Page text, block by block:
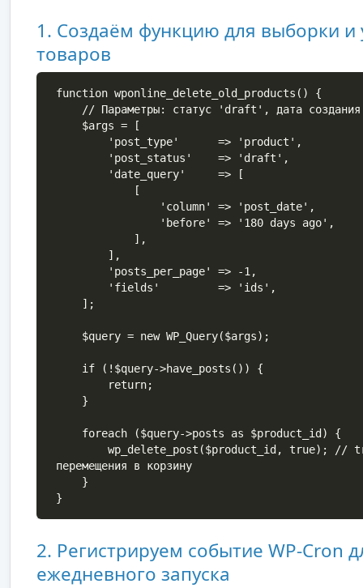
1. Создаём функцию для выборки и
товаров
function wponline_delete_old_products() {
перемещения в корзину
}
2. Регистрируем событие WP-Cron
ежедневного запуска